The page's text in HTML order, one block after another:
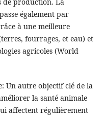
également par
à une meilleure
fourrages, et eau) et
agricoles (World
Un autre objectif clé de la
la santé animale
affectent régulièrement